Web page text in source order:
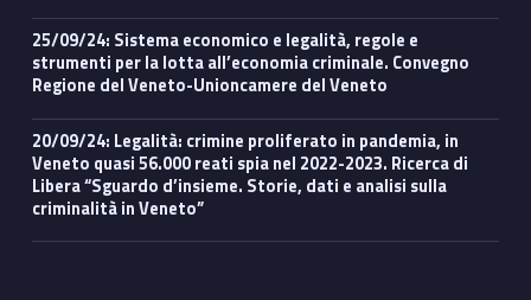
25/09/24: Sistema economico e legalità, regole e
strumenti per la lotta all’economia criminale. Convegno
Regione del Veneto-Unioncamere del Veneto
20/09/24: Legalità: crimine proliferato in pandemia, in
Veneto quasi 56.000 reati spia nel 2022-2023. Ricerca di
Libera “Sguardo d’insieme. Storie, dati e analisi sulla
criminalità in Veneto”